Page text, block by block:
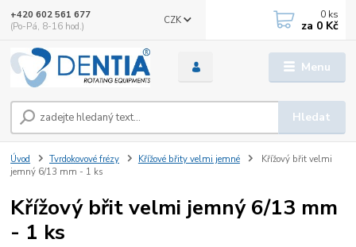
Menu
CZK
Hledat
+420 602 561 677
(Po-Pá, 8-16 hod.)
0 ks
za 0 Kč
Úvod Tvrdokovové frézy Křížové břity velmi jemné
Křížový břit velmi
jemný 6/13 mm - 1 ks
Křížový břit velmi jemný 6/13 mm
- 1 ks